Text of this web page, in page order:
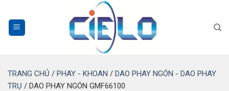
qua
nội
TRANG CHỦ / PHAY - KHOAN / DAO PHAY NGÓN - DAO PHAY
TRỤ / DAO PHAY NGÓN GMF66100